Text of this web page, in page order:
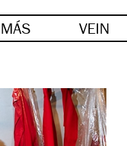
MÁS VEIN